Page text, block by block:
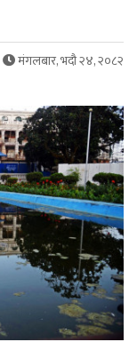
मंगलबार, भदौ २४, २०८२